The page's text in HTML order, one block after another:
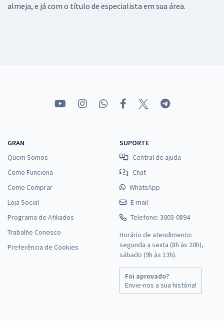
almeja, e já com o título de especialista em sua área.
GRAN
Quem Somos
Como Funciona
Como Comprar
Loja Social
Programa de Afiliados
Trabalhe Conosco
Preferência de Cookies
SUPORTE
Central de ajuda
Chat
WhatsApp
E-mail
Telefone: 3003-0894
Horário de atendimento:
segunda a sexta (8h às 20h),
sábado (9h às 13h).
Foi aprovado?
Envie-nos a sua história!